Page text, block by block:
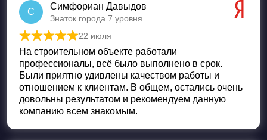
С
Симфориан Давыдов
Знаток города 7 уровня
Оценка
22 июля
На строительном объекте работали
профессионалы, всё было выполнено в срок.
Были приятно удивлены качеством работы и
отношением к клиентам. В общем, остались очень
довольны результатом и рекомендуем данную
компанию всем знакомым.